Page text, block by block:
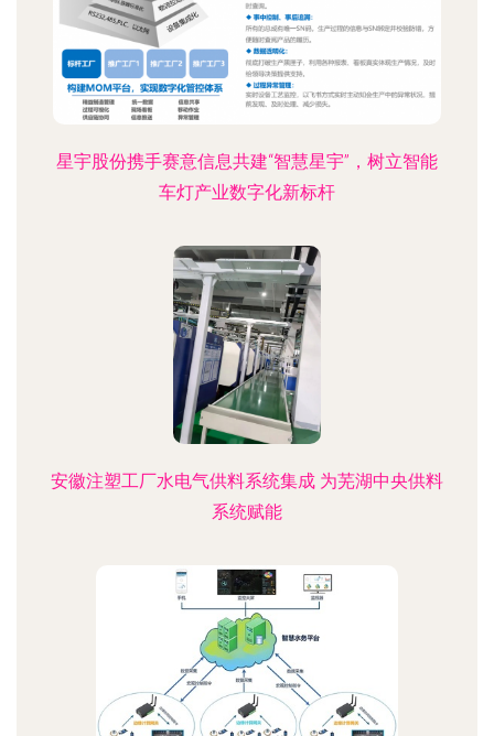
星宇股份携手赛意信息共建“智慧星宇”，树立智能
车灯产业数字化新标杆
安徽注塑工厂水电气供料系统集成 为芜湖中央供料
系统赋能